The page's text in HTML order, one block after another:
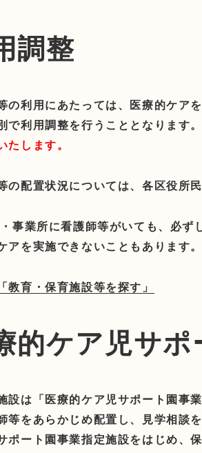
調整
の利用にあたっては、医療的ケア
で利用調整を行うこととなります。
たします。
の配置状況については、各区役所
事業所に看護師等がいても、必ず
アを実施できないこともあります。
「教育・保育施設等を探す」
的ケア児サポ
設は「医療的ケア児サポート園事
等をあらかじめ配置し、見学相談
ポート園事業指定施設をはじめ、